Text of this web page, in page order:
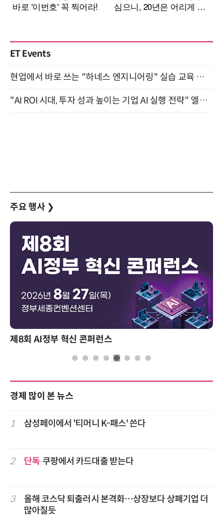
ET Events
현업에서 바로 쓰는 "하네스 엔지니어링" 실습 교육 워크숍 8월 20일 개최
"AI ROI 시대, 투자 성과 높이는 기업 AI 실행 전략" 엘타워 6층 (9월 18일)
주요 행사 ❯
제8회 AI정부 혁신 콘퍼런스
경제 많이 본 뉴스
1 삼성페이에서 '티머니 K-패스' 쓴다
2 단독 쿠팡에서 카드대출 받는다
3
올해 코스닥 퇴출러시 본격화…상장보다 상폐기업 더
많아질듯